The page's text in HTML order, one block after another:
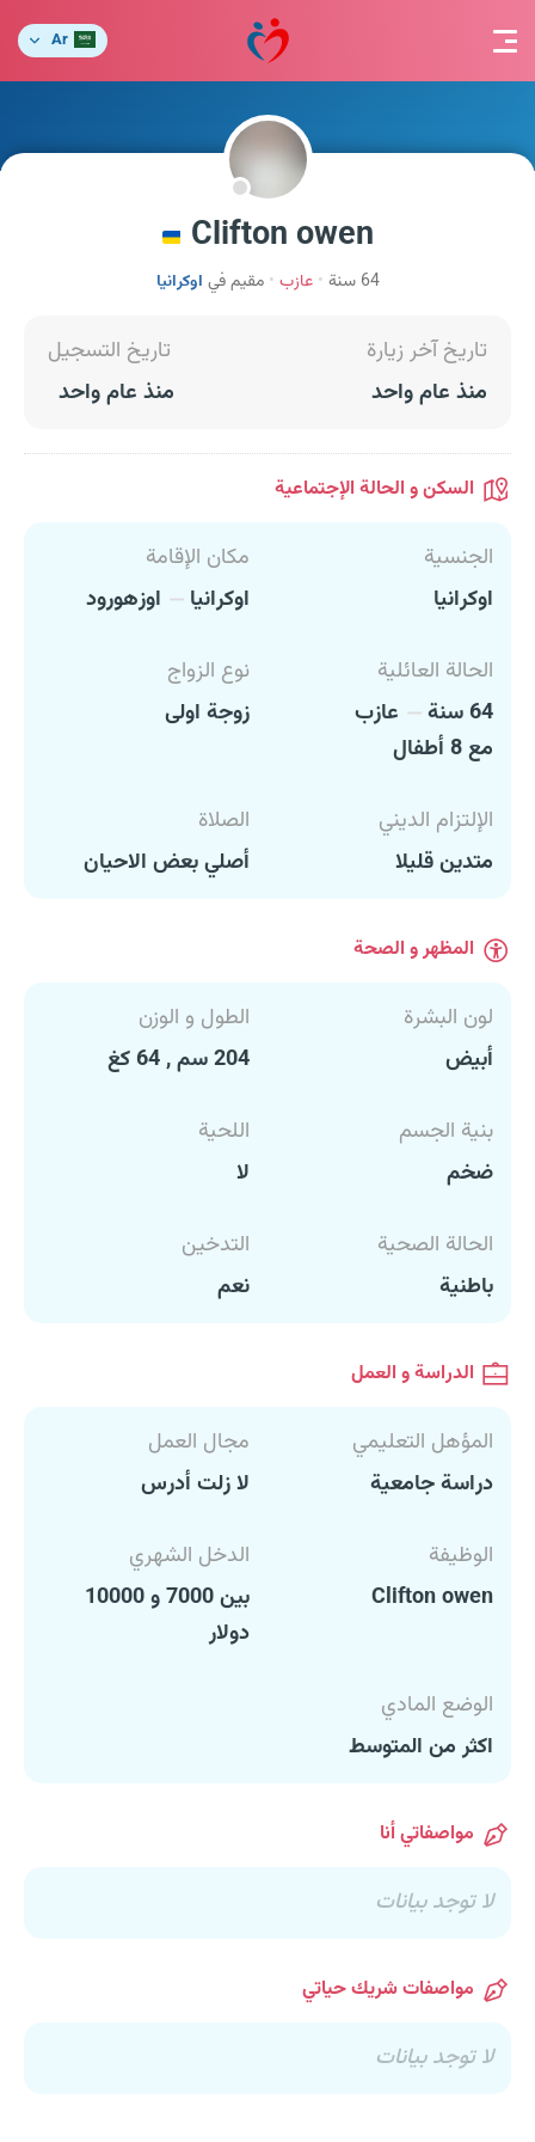
Ar
Clifton owen
64 سنة عازب مقيم في اوكرانيا
تاريخ آخر زيارة
منذ عام واحد
تاريخ التسجيل
منذ عام واحد
السكن و الحالة الإجتماعية
الجنسية
اوكرانيا
مكان الإقامة
اوكرانيا
اوزهورود
الحالة العائلية
64 سنة
عازب
مع 8 أطفال
نوع الزواج
زوجة اولى
الإلتزام الديني
متدين قليلا
الصلاة
أصلي بعض الاحيان
المظهر و الصحة
لون البشرة
أبيض
الطول و الوزن
204 سم , 64 كغ
بنية الجسم
ضخم
اللحية
لا
الحالة الصحية
باطنية
التدخين
نعم
الدراسة و العمل
المؤهل التعليمي
دراسة جامعية
مجال العمل
لا زلت أدرس
الوظيفة
Clifton owen
الدخل الشهري
بين 7000 و 10000
دولار
الوضع المادي
اكثر من المتوسط
مواصفاتي أنا
لا توجد بيانات
مواصفات شريك حياتي
لا توجد بيانات